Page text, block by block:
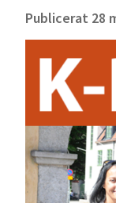
Publicerat 28